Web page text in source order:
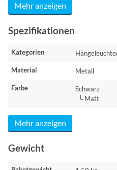
Mehr anzeigen
Spezifikationen
Kategorien
Material Metall
Farbe
Schwarz
└ Matt
Mehr anzeigen
Gewicht